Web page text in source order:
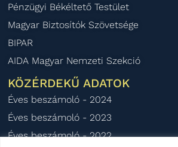
Pénzügyi Békéltető Testület
Magyar Biztosítók Szövetsége
BIPAR
AIDA Magyar Nemzeti Szekció
KÖZÉRDEKŰ ADATOK
Éves beszámoló - 2024
Éves beszámoló - 2023
Éves beszámoló - 2022